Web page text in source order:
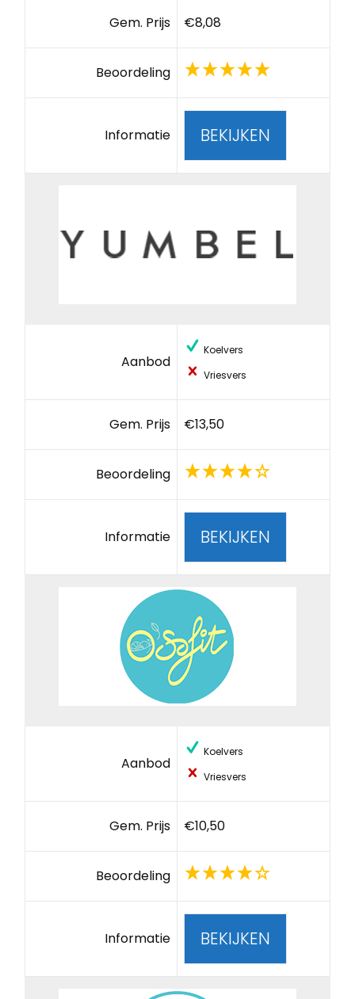
Gem. Prijs €8,08
Beoordeling
Informatie BEKIJKEN
Aanbod
Koelvers
Vriesvers
Gem. Prijs €13,50
Beoordeling
Informatie BEKIJKEN
Aanbod
Koelvers
Vriesvers
Gem. Prijs €10,50
Beoordeling
Informatie BEKIJKEN